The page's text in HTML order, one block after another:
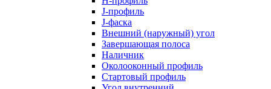
J-профиль
J-фаска
Внешний (наружный) угол
Завершающая полоса
Наличник
Околооконный профиль
Стартовый профиль